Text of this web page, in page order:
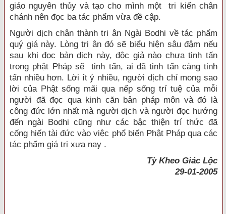
giáo nguyên thủy và tạo cho mình một tri kiến chân
chánh nên đọc ba tác phẩm vừa đề cập.
Người dịch chân thành tri ân Ngài Bodhi về tác phẩm
quý giá này. Lòng tri ân đó sẽ biểu hiện sâu đậm nếu
sau khi đọc bản dịch này, độc giả nào chưa tinh tấn
trong phật Pháp sẽ tinh tấn, ai đã tinh tấn càng tinh
tấn nhiều hơn. Lời ít ý nhiều, người dịch chỉ mong sao
lời của Phật sống mãi qua nếp sống trí tuệ của mỗi
người đã đọc qua kinh căn bản pháp môn và đó là
công đức lớn nhất mà người dịch và người đọc hướng
đến ngài Bodhi cũng như các bậc thiện trí thức đã
cống hiến tài đức vào việc phổ biến Phật Pháp qua các
tác phẩm giá trị xưa nay .
Tỳ Kheo Giác Lộc
29-01-2005